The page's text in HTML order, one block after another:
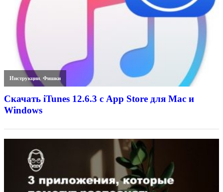
Инструкции,Фишки
Скачать iTunes 12.6.3 с App Store для Mac и
Windows